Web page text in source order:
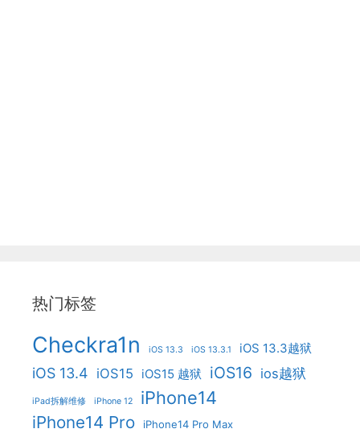
热门标签
Checkra1n iOS 13.3 iOS 13.3.1 iOS 13.3越狱
iOS 13.4 iOS15 iOS15 越狱 iOS16 ios越狱
iPad拆解维修 iPhone 12 iPhone14
iPhone14 Pro iPhone14 Pro Max